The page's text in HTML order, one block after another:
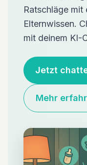
Ratschläge mit
Elternwissen.
mit deinem KI-
Jetzt
Mehr